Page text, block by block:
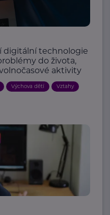
digitální technologie
do života,
aktivity
Výchova dětí Vztahy